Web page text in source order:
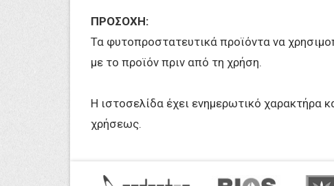
ΠΡΟΣΟΧΗ:
Τα φυτοπροστατευτικά προϊόντα να
με το προϊόν πριν από τη χρήση.
Η ιστοσελίδα έχει ενημερωτικό χαρακτήρα
χρήσεως.